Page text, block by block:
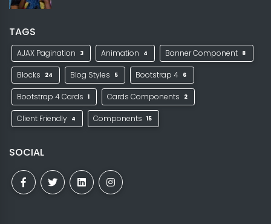
TAGS
AJAX Pagination 3 Animation 4 Banner Component 8
Blocks 24 Blog Styles 5 Bootstrap 4 6
Bootstrap 4 Cards 1 Cards Components 2
Client Friendly 4 Components 15
SOCIAL